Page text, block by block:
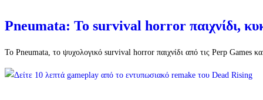
Pneumata: Το survival horror παιχνίδι,
Το Pneumata, το ψυχολογικό survival horror παιχνίδι από τις Perp